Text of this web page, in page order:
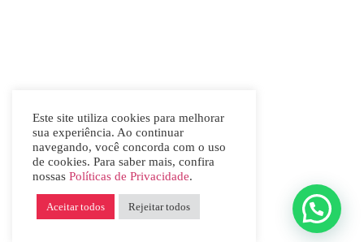
Este site utiliza cookies para melhorar
sua experiência. Ao continuar
navegando, você concorda com o uso
de cookies. Para saber mais, confira
nossas Políticas de Privacidade.
Aceitar todos Rejeitar todos